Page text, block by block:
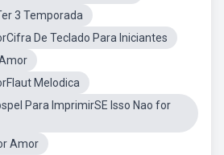
3 Temporada
De Teclado Para Iniciantes
Melodica
Para ImprimirSE Isso Nao for
Amor